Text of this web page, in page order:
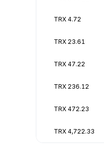
4.72 TRX
23.61 TRX
47.22 TRX
236.12 TRX
472.23 TRX
4,722.33 TRX